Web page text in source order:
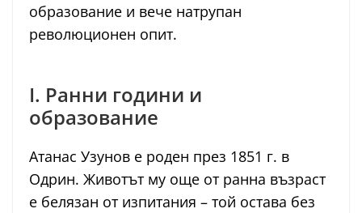
образование и вече натрупан
революционен опит.
I. Ранни години и
образование
Атанас Узунов е роден през 1851 г. в
Одрин. Животът му още от ранна възраст
е белязан от изпитания – той остава без